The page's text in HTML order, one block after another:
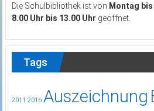
Die Schulbibliothek ist von Montag
8.00 Uhr bis 13.00 Uhr geöffnet.
Tags
2011 2016 Auszeichnung